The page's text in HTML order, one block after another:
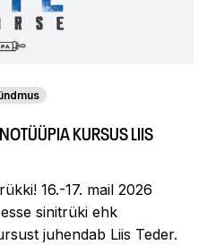
KURSUS LIIS
16.-17. mail 2026
sinitrüki ehk
juhendab Liis Teder.